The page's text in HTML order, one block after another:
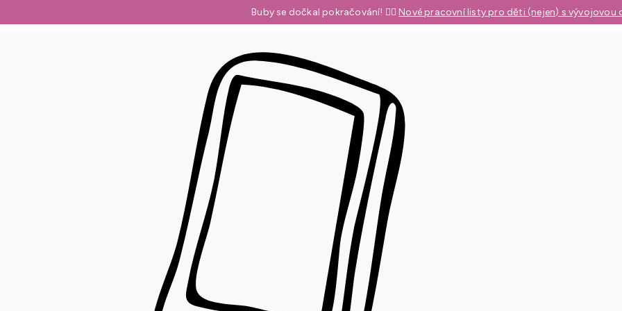
na
Buby se dočkal pokračování! 👉🏼Nové pracovní listy pro děti (nejen) s vývojovou